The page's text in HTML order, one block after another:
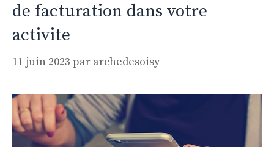
de facturation dans votre
activite
11 juin 2023 par archedesoisy